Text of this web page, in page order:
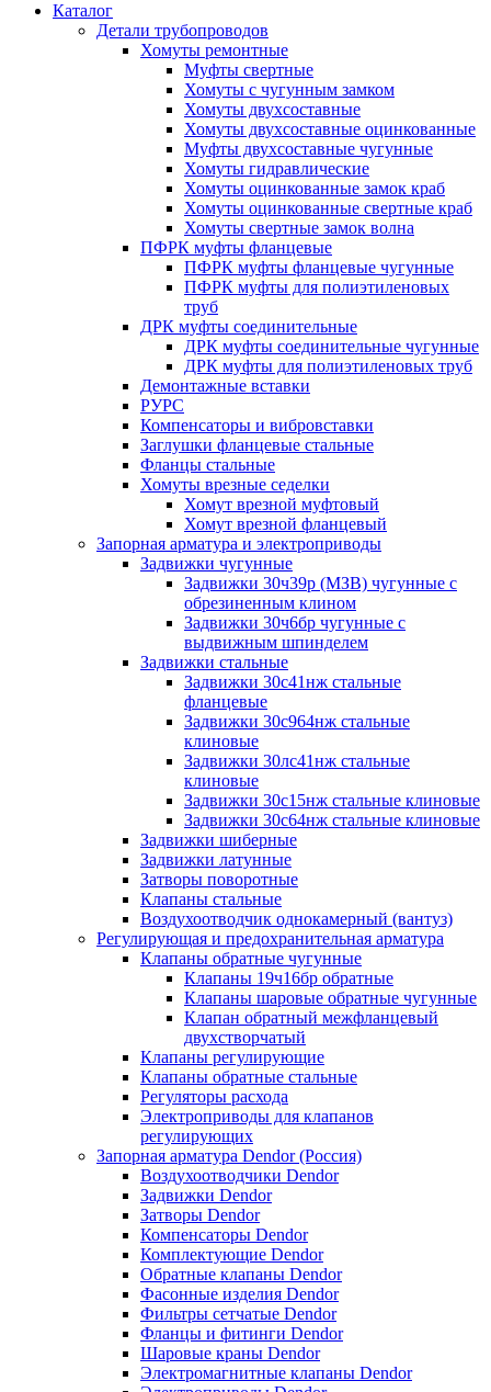
Каталог
Детали трубопроводов
Хомуты ремонтные
Муфты свертные
Хомуты с чугунным замком
Хомуты двухсоставные
Хомуты двухсоставные оцинкованные
Муфты двухсоставные чугунные
Хомуты гидравлические
Хомуты оцинкованные замок краб
Хомуты оцинкованные свертные краб
Хомуты свертные замок волна
ПФРК муфты фланцевые
ПФРК муфты фланцевые чугунные
ПФРК муфты для полиэтиленовых
труб
ДРК муфты соединительные
ДРК муфты соединительные чугунные
ДРК муфты для полиэтиленовых труб
Демонтажные вставки
РУРС
Компенсаторы и вибровставки
Заглушки фланцевые стальные
Фланцы стальные
Хомуты врезные седелки
Хомут врезной муфтовый
Хомут врезной фланцевый
Запорная арматура и электроприводы
Задвижки чугунные
Задвижки 30ч39р (МЗВ) чугунные с
обрезиненным клином
Задвижки 30ч6бр чугунные с
выдвижным шпинделем
Задвижки стальные
Задвижки 30с41нж стальные
фланцевые
Задвижки 30с964нж стальные
клиновые
Задвижки 30лс41нж стальные
клиновые
Задвижки 30с15нж стальные клиновые
Задвижки 30с64нж стальные клиновые
Задвижки шиберные
Задвижки латунные
Затворы поворотные
Клапаны стальные
Воздухоотводчик однокамерный (вантуз)
Регулирующая и предохранительная арматура
Клапаны обратные чугунные
Клапаны 19ч16бр обратные
Клапаны шаровые обратные чугунные
Клапан обратный межфланцевый
двухстворчатый
Клапаны регулирующие
Клапаны обратные стальные
Регуляторы расхода
Электроприводы для клапанов
регулирующих
Запорная арматура Dendor (Россия)
Воздухоотводчики Dendor
Задвижки Dendor
Затворы Dendor
Компенсаторы Dendor
Комплектующие Dendor
Обратные клапаны Dendor
Фасонные изделия Dendor
Фильтры сетчатые Dendor
Фланцы и фитинги Dendor
Шаровые краны Dendor
Электромагнитные клапаны Dendor